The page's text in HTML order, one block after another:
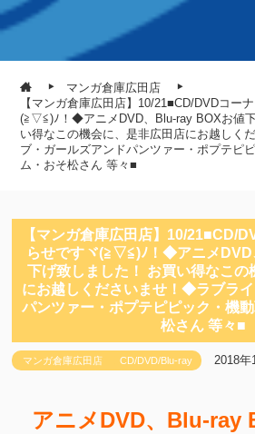
マンガ倉庫広田店
【マンガ倉庫広田店】10/21■CD/DVDコー
(≧▽≦)ﾉ！◆アニメDVD、Blu-ray BOXお値
い得なこの機会に、是非広田店にお越しく
ブ・ガールズアンドパンツァー・ポプテピ
ム・おそ松さん 等々■
【マンガ倉庫広田店】10/21■CD/
らせですヾ(≧▽≦)ﾉ！◆アニメ
下げ致しました！ お買い得なこの
にお越しくださいませ！◆ラブラ
パンツァー・ポプテピピック・機
松さん 等々■
マンガ倉庫広田店 CD/DVD/Blu-ray 2018年
アニメDVD、Blu-ray